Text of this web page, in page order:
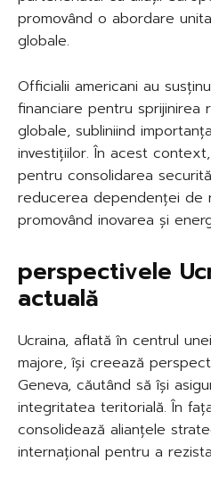
promovând o abordare
globale.
Officialii americani au
financiare pentru sprijinirea
globale, subliniind
investițiilor. În acest
pentru consolidarea
reducerea dependenței de
promovând inovarea și
perspectivele
actuală
Ucraina, aflată în centrul
majore, își creează
Geneva, căutând să își
integritatea teritorială. În
consolidează alianțele
internațional pentru a